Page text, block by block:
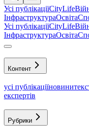
Усі публікаціїCityLife
ІнфраструктураОсвіта
Усі публікаціїCityLife
ІнфраструктураОсвіта
Контент
усі публікаціїновини
експертів
Рубрики